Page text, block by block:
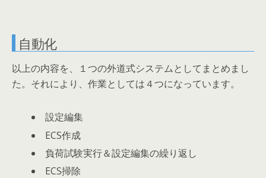
自動化
以上の内容を、１つの外道式システムとしてまとめまし
た。それにより、作業としては４つになっています。
設定編集
ECS作成
負荷試験実行＆設定編集の繰り返し
ECS掃除